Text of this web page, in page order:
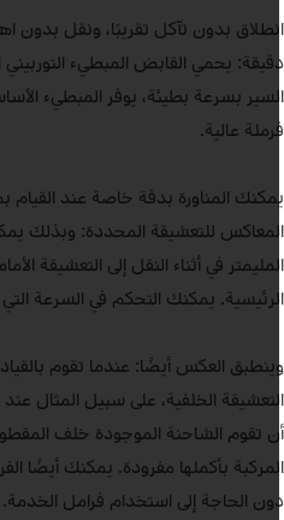
بدون تآكل تقريبًا، ونقل بدون
يحمي القابض المبطيء
بسرعة بطيئة، يوفر المبطيء
عالية.
المناورة بدقة خاصة عند القيام
للتعشيقة المحددة: وبذلك
في أثناء النقل إلى التعشيقة
يمكنك التحكم في السرعة
العكس أيضًا: عندما تقوم
الخلفية، على سبيل المثال
تقوم الشاحنة الموجودة خلف
بأكملها مفرودة. يمكنك أيضًا
الحاجة إلى استخدام فرامل الخدمة.